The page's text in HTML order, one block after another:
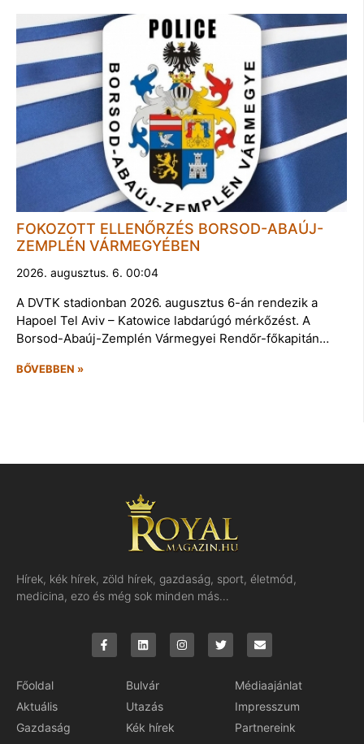
FOKOZOTT ELLENŐRZÉS BORSOD-ABAÚJ-
ZEMPLÉN VÁRMEGYÉBEN
2026. augusztus. 6. 00:04
A DVTK stadionban 2026. augusztus 6-án rendezik a
Hapoel Tel Aviv – Katowice labdarúgó mérkőzést. A
Borsod-Abaúj-Zemplén Vármegyei Rendőr-főkapitán…
BŐVEBBEN »
Hírek, kék hírek, zöld hírek, gazdaság, sport, életmód,
medicina, ezo és még sok minden más…
Főoldal
Aktuális
Gazdaság
Bulvár
Utazás
Kék hírek
Médiaajánlat
Impresszum
Partnereink